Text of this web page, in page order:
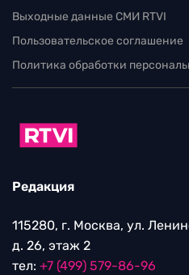
Выходные данные СМИ RTVI
Пользовательское соглашение
Политика обработки
Редакция
115280, г. Москва, ул.
д. 26, этаж 2
тел: +7 (499) 579-86-96